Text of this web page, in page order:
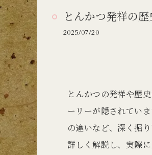
とんかつ発祥の
2025/07/20
とんかつの発祥や歴
ーリーが隠されてい
の違いなど、深く掘
詳しく解説し、実際